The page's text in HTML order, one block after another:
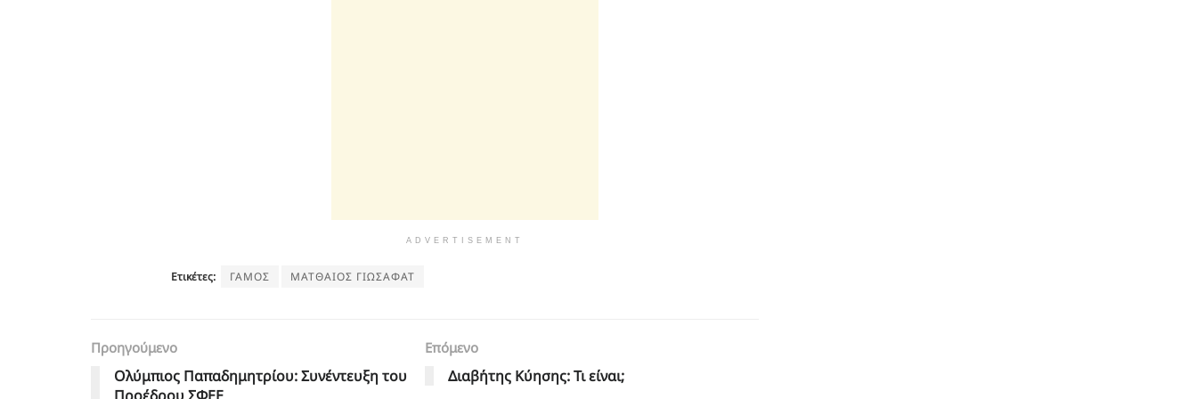
ADVERTISEMENT
Ετικέτες: ΓΑΜΟΣ ΜΑΤΘΑΙΟΣ ΓΙΩΣΑΦΑΤ
Προηγούμενο
Ολύμπιος Παπαδημητρίου: Συνέντευξη του
Επόμενο
Διαβήτης Κύησης: Τι είναι;